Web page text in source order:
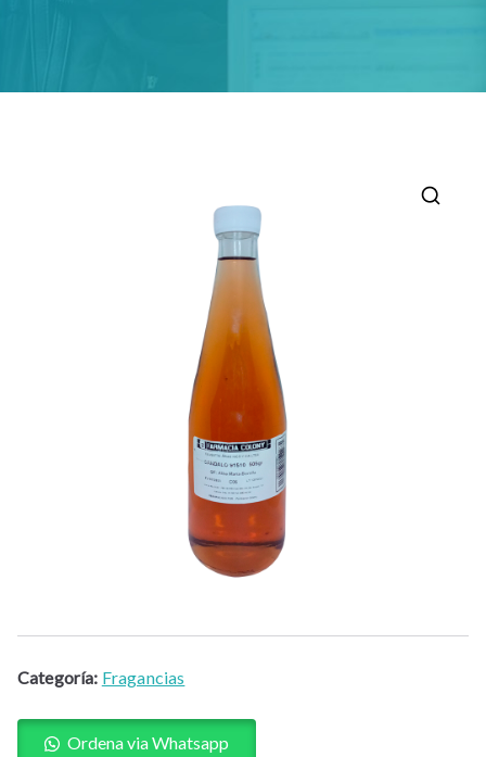
Categoría: Fragancias
Ordena via Whatsapp